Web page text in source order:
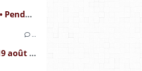
Montferrand Castelnaudary • Pendant Tout l'été
…
Bonrepos-Riquet • Mercredi 19 août 2026 • Visite Nocturne théâtralisée au Domaine de Bonrepos-Riquet